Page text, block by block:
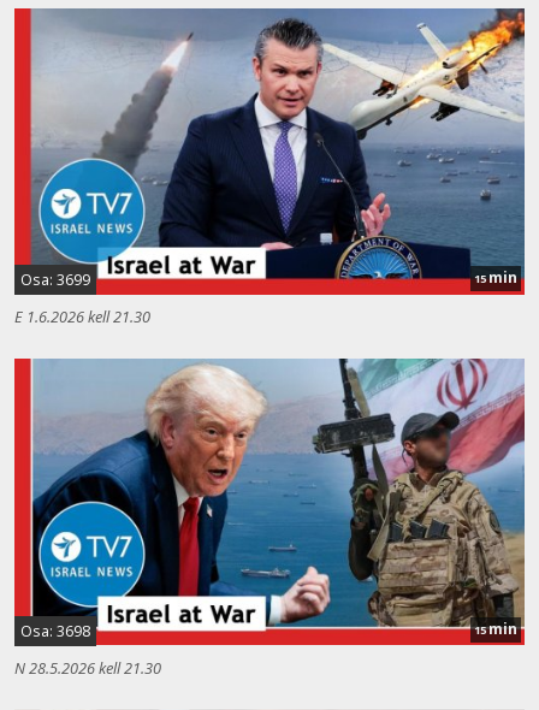
Osa: 3699 15min
E 1.6.2026 kell 21.30
Osa: 3698 15min
N 28.5.2026 kell 21.30